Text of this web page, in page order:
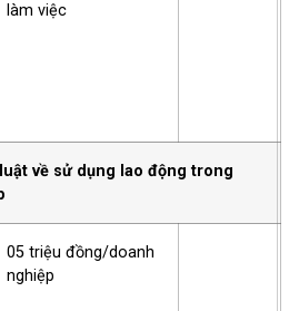
làm việc
về sử dụng lao động trong
05 triệu đồng/doanh
nghiệp